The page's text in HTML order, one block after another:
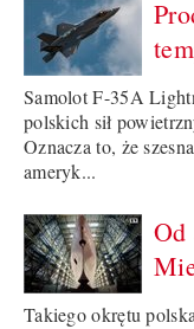
Samolot F-35A
polskich sił
Oznacza to, że
ameryk...
Od
Takiego okrętu